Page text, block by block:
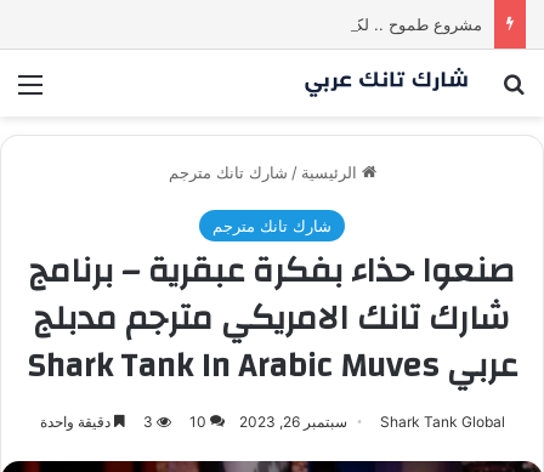
بحث عن
الرئيسية / شارك تانك مترجم
شارك تانك مترجم
صنعوا حذاء بفكرة عبقرية – برنامج
شارك تانك الامريكي مترجم مدبلج
عربي Shark Tank In Arabic Muves
Shark Tank Global سبتمبر 26, 2023 10
3 دقيقة واحدة